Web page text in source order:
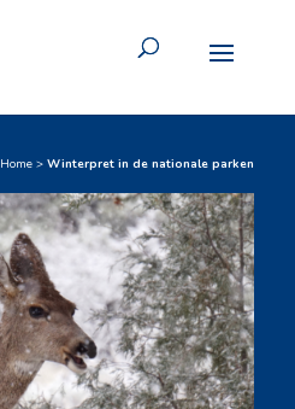
Home >Winterpret in de nationale parken